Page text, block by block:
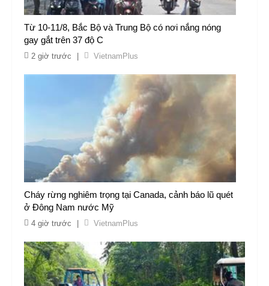
Từ 10-11/8, Bắc Bộ và Trung Bộ có nơi nắng nóng
gay gắt trên 37 độ C
2 giờ trước VietnamPlus
Cháy rừng nghiêm trọng tại Canada, cảnh báo lũ quét
ở Đông Nam nước Mỹ
4 giờ trước VietnamPlus